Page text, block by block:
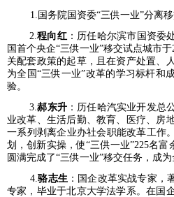
1. 国务院国资委“三供一业”分离
2.程向红：历任哈尔滨市国资委
国首个央企“三供一业”移交试点城市
关配套政策的起草，且在资产处置、
为全国 “三供一业”改革的学习标杆和
验。
3.郝东升 ：历任哈汽实业开发总
业改革、生活后勤、教育、医疗、房
一系列剥离企业办社会职能改革工作
划，创新实操，使“三供一业”225名富
圆满完成了“三供一业”移交任务，成
4.骆志生 ：国企改革实战专家，
专家，毕业于北京大学法学系。在国